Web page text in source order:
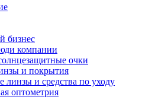
бизнес
компании
очки
и покрытия
линзы и средства по уходу
оптометрия